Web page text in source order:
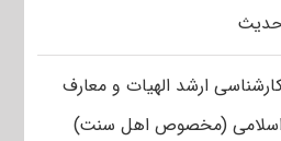
ارشد الهیات و معارف
اسلامی (مخصوص اهل سنت)